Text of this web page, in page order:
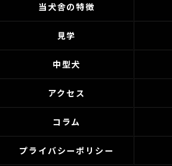
当犬舎の特徴
見学
中型犬
アクセス
コラム
プライバシーポリシー